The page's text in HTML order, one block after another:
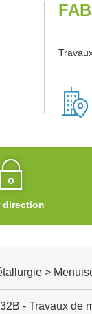
direction
>
- Travaux de